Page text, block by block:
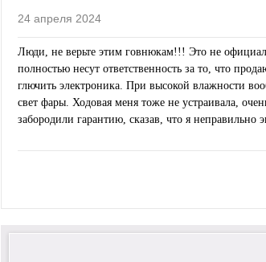
24 апреля 2024
Люди, не верьте этим говнюкам!!! Это не
полностью несут ответственность за то, что
глючить электроника. При высокой влажности
свет фары. Ходовая меня тоже не устраивала,
забородили гарантию, сказав, что я неправильно